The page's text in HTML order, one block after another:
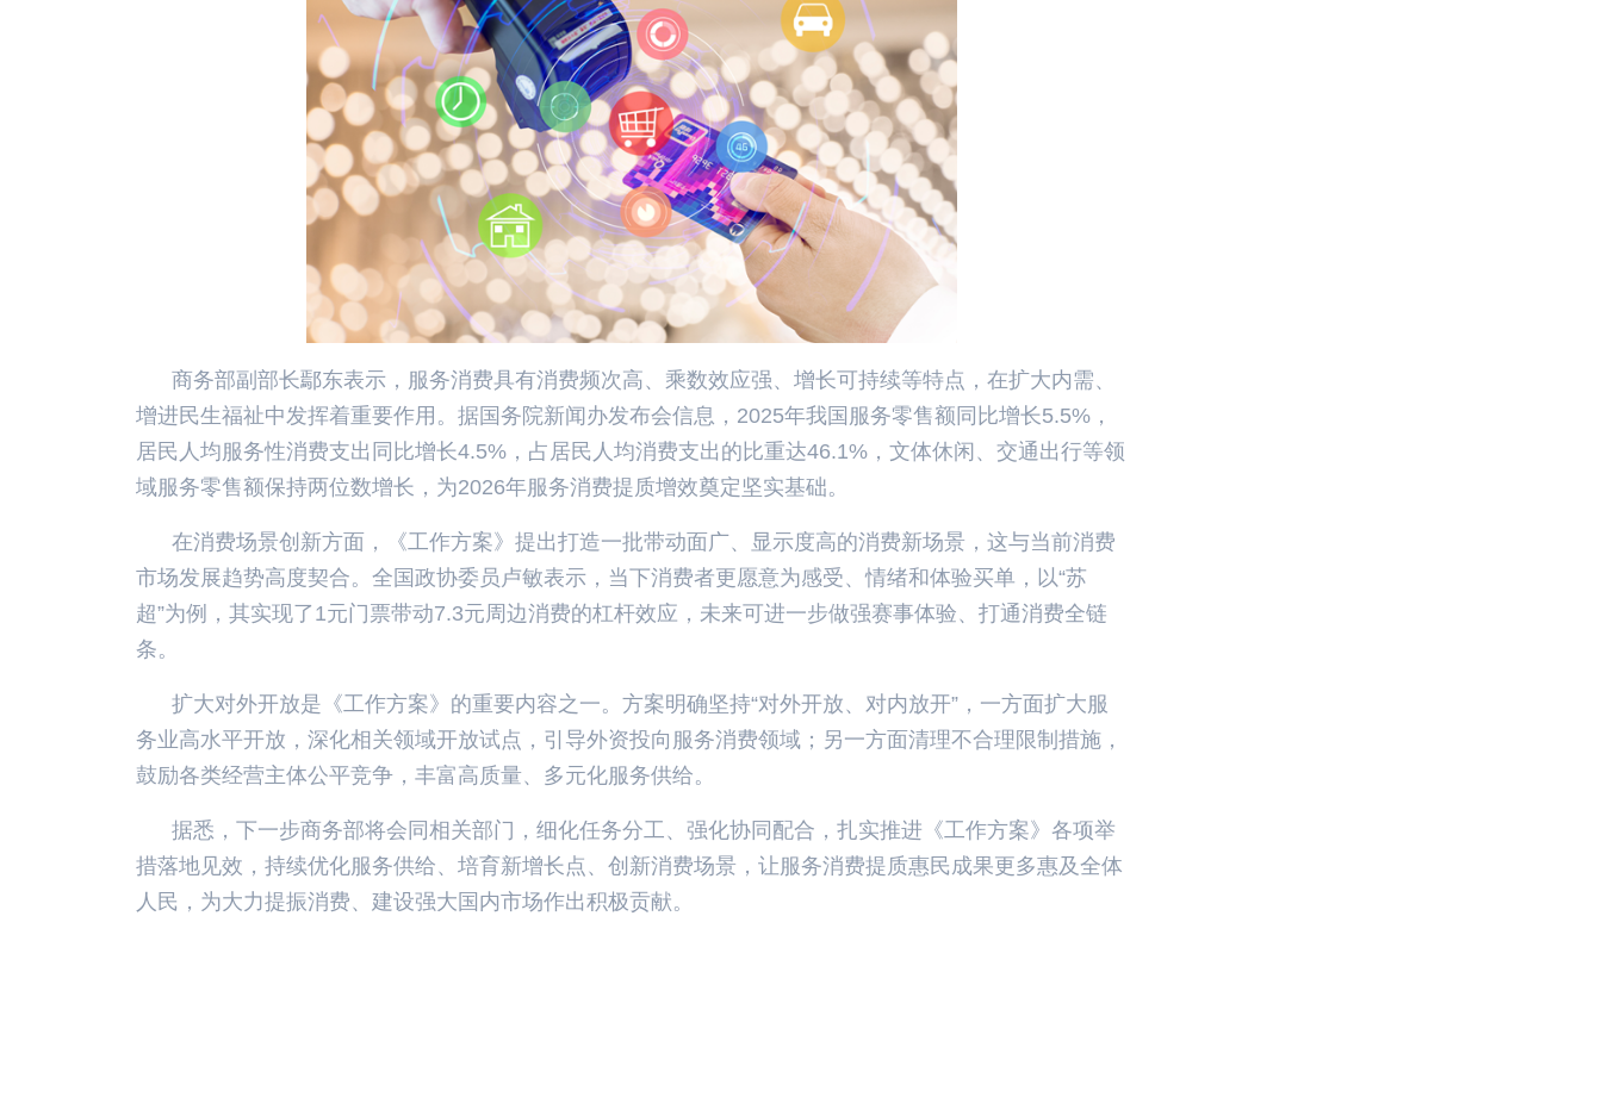
商务部副部长鄢东表示，服务消费具有消费频次高、乘数效应强、增长可持续等特点，在扩大内需、
增进民生福祉中发挥着重要作用。据国务院新闻办发布会信息，2025年我国服务零售额同比增长5.5%，
居民人均服务性消费支出同比增长4.5%，占居民人均消费支出的比重达46.1%，文体休闲、交通出行等领
域服务零售额保持两位数增长，为2026年服务消费提质增效奠定坚实基础。
在消费场景创新方面，《工作方案》提出打造一批带动面广、显示度高的消费新场景，这与当前消费
市场发展趋势高度契合。全国政协委员卢敏表示，当下消费者更愿意为感受、情绪和体验买单，以“苏
超”为例，其实现了1元门票带动7.3元周边消费的杠杆效应，未来可进一步做强赛事体验、打通消费全链
条。
扩大对外开放是《工作方案》的重要内容之一。方案明确坚持“对外开放、对内放开”，一方面扩大服
务业高水平开放，深化相关领域开放试点，引导外资投向服务消费领域；另一方面清理不合理限制措施，
鼓励各类经营主体公平竞争，丰富高质量、多元化服务供给。
据悉，下一步商务部将会同相关部门，细化任务分工、强化协同配合，扎实推进《工作方案》各项举
措落地见效，持续优化服务供给、培育新增长点、创新消费场景，让服务消费提质惠民成果更多惠及全体
人民，为大力提振消费、建设强大国内市场作出积极贡献。